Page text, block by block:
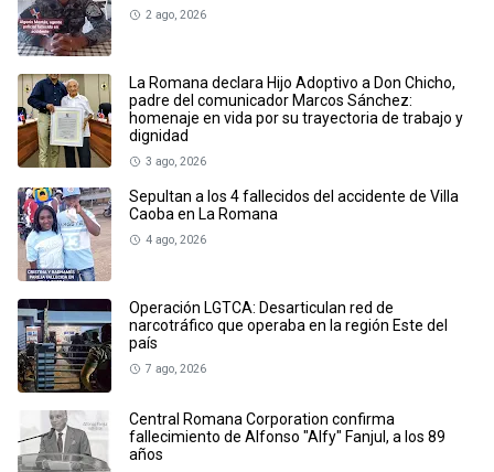
2 ago, 2026
La Romana declara Hijo Adoptivo a Don Chicho,
padre del comunicador Marcos Sánchez:
homenaje en vida por su trayectoria de trabajo y
dignidad
3 ago, 2026
Sepultan a los 4 fallecidos del accidente de Villa
Caoba en La Romana
4 ago, 2026
Operación LGTCA: Desarticulan red de
narcotráfico que operaba en la región Este del
país
7 ago, 2026
Central Romana Corporation confirma
fallecimiento de Alfonso "Alfy" Fanjul, a los 89
años